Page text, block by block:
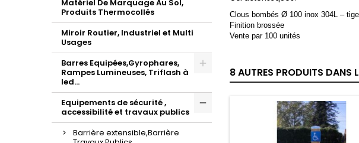
Matériel De Marquage Au Sol,
Produits Thermocollés
Miroir Routier, Industriel et Multi
Usages
Barres Equipées,Gyrophares,
Rampes Lumineuses, Triflash à
led...
Equipements de sécurité ,
accessibilité et travaux publics
Barrière extensible,Barrière
Clous bombés Ø 100 inox 304L –
Finition brossée
Vente par 100 unités
8 AUTRES PRODUITS DANS